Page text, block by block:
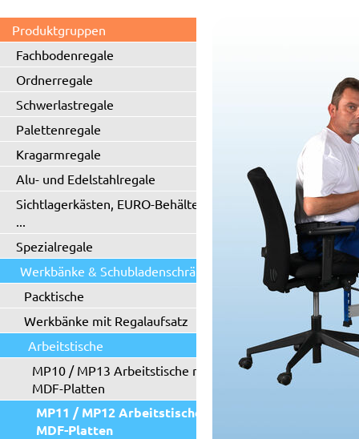
Produktgruppen
Fachbodenregale
Ordnerregale
Schwerlastregale
Palettenregale
Kragarmregale
Alu- und Edelstahlregale
Sichtlagerkästen, EURO-Behälter
...
Spezialregale
Werkbänke & Schubladenschränke
Packtische
Werkbänke mit Regalaufsatz
Arbeitstische
MP10 / MP13 Arbeitstische mit
MDF-Platten
MP11 / MP12 Arbeitstische mit
MDF-Platten